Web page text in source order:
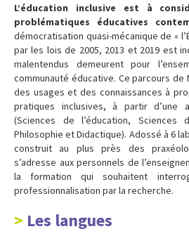
L’éducation inclusive est à
problématiques éducatives
démocratisation quasi-mécanique de «
par les lois de 2005, 2013 et 2019 est
malentendus demeurent pour
communauté éducative. Ce parcours
des usages et des connaissances à
pratiques inclusives, à partir d’une
(Sciences de l’éducation, Sciences
Philosophie et Didactique). Adossé à 6
construit au plus près des
s’adresse aux personnels de
la formation qui souhaitent
professionnalisation par la recherche.
Les langues